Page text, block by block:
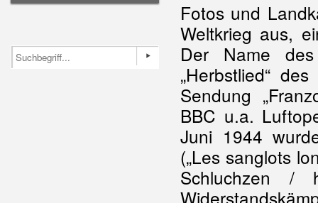
Fotos und
Weltkrieg aus,
Der Name
„Herbstlied“
Sendung
BBC u.a.
Juni 1944
(„Les sanglots
Schluchzen /